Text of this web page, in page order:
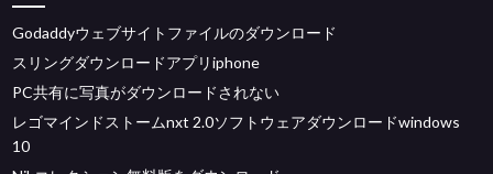
Godaddyウェブサイトファイルのダウンロード
スリングダウンロードアプリiphone
PC共有に写真がダウンロードされない
レゴマインドストームnxt 2.0ソフトウェアダウンロードwindows
10